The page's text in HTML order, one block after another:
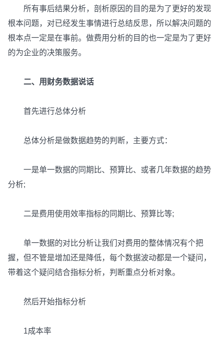
所有事后结果分析，剖析原因的目的是为了更好的发现
根本问题，对已经发生事情进行总结反思，所以解决问题的
根本点一定是在事前。做费用分析的目的也一定是为了更好
的为企业的决策服务。
二、用财务数据说话
首先进行总体分析
总体分析是做数据趋势的判断，主要方式：
一是单一数据的同期比、预算比、或者几年数据的趋势
分析;
二是费用使用效率指标的同期比、预算比等;
单一数据的对比分析让我们对费用的整体情况有个把
握，但不管是增加还是降低，每个数据波动都是一个疑问，
带着这个疑问结合指标分析，判断重点分析对象。
然后开始指标分析
1成本率